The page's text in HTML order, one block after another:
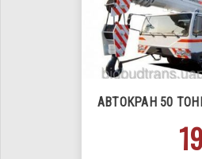
АВТОКРАН 50